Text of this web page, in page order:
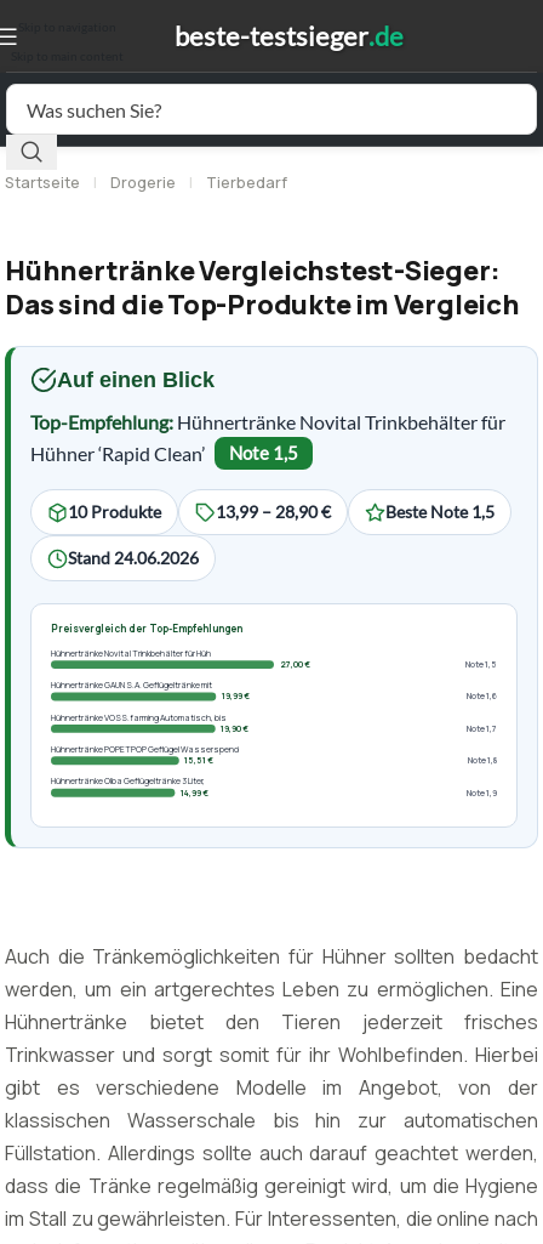
Startseite | Drogerie | Tierbedarf
Hühnertränke Vergleichstest-Sieger:
Das sind die Top-Produkte im Vergleich
Auf einen Blick
Top-Empfehlung: Hühnertränke Novital Trinkbehälter für
Hühner ‘Rapid Clean’
Note 1,5
10 Produkte 13,99 – 28,90 € Beste Note 1,5
Stand 24.06.2026
Preisvergleich der Top-Empfehlungen
Hühnertränke Novital Trinkbehälter für Hüh
27,00 €
Note 1,5
Hühnertränke GAUN S.A. Geflügeltränke mit
19,99 €
Note 1,6
Hühnertränke VOSS.farming Automatisch, bis
19,90 €
Note 1,7
Hühnertränke POPETPOP Geflügel Wasserspend
15,51 €
Note 1,8
Hühnertränke Olba Geflügeltränke 3 Liter,
14,99 €
Note 1,9
Auch die Tränkemöglichkeiten für Hühner sollten bedacht
werden, um ein artgerechtes Leben zu ermöglichen. Eine
Hühnertränke bietet den Tieren jederzeit frisches
Trinkwasser und sorgt somit für ihr Wohlbefinden. Hierbei
gibt es verschiedene Modelle im Angebot, von der
klassischen Wasserschale bis hin zur automatischen
Füllstation. Allerdings sollte auch darauf geachtet werden,
dass die Tränke regelmäßig gereinigt wird, um die Hygiene
im Stall zu gewährleisten. Für Interessenten, die online nach